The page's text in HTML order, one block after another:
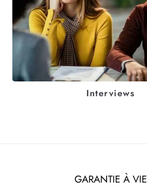
Interviews
GARANTIE À VIE